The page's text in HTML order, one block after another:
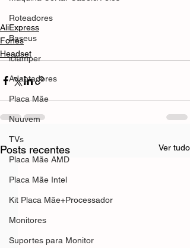
Roteadores
Baseus
iclamper
Adaptadores
Placa Mãe
Nuuvem
TVs
Placa Mãe AMD
Placa Mãe Intel
Kit Placa Mãe+Processador
Monitores
Suportes para Monitor
AliExpress
Fones
Headset
Posts recentes Ver tudo